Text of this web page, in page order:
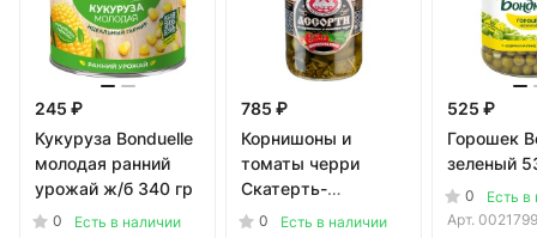
245 ₽
Кукуруза Bonduelle
молодая ранний
урожай ж/б 340 гр
0
Есть в наличии
785 ₽
Корнишоны и
томаты черри
Скатерть-
Самобранка
0
Есть в наличии
525 ₽
Горошек
зеленый
0
Есть в
Арт. 0021799